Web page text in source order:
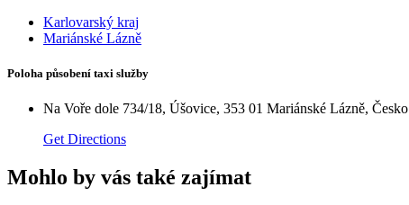
Karlovarský kraj
Mariánské Lázně
Poloha působení taxi služby
Na Voře dole 734/18, Úšovice, 353 01 Mariánské Lázně, Česko
Get Directions
Mohlo by vás také zajímat